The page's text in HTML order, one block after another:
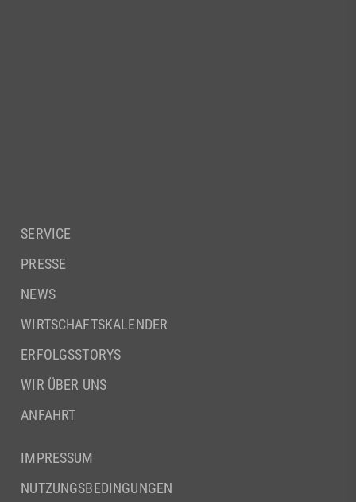
SERVICE
PRESSE
NEWS
WIRTSCHAFTSKALENDER
ERFOLGSSTORYS
WIR ÜBER UNS
ANFAHRT
IMPRESSUM
NUTZUNGSBEDINGUNGEN